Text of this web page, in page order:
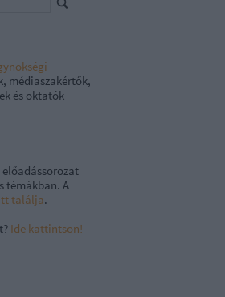
médiaszakértők,
és oktatók
előadássorozat
témákban. A
találja.
Ide kattintson!